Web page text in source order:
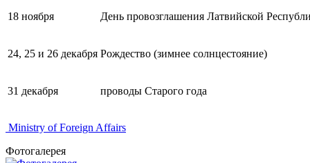
18 ноября День провозглашения Латвийской
24, 25 и 26 декабря Рождество (зимнее солнцестояние)
31 декабря проводы Старого года
Ministry of Foreign Affairs
Фотогалерея